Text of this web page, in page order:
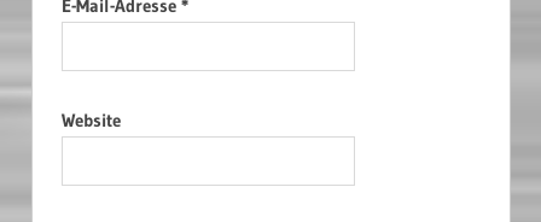
E-Mail-Adresse *
Website